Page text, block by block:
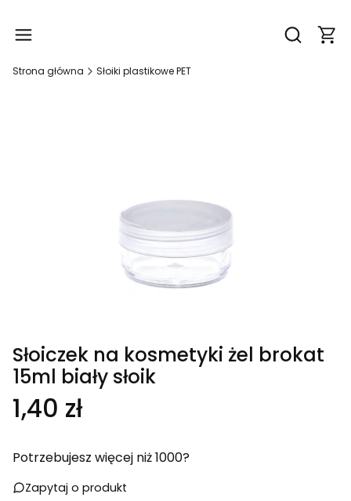
Otwórz
Strona główna Słoiki plastikowe PET
Słoiczek na kosmetyki żel brokat
15ml biały słoik
Cena
1,40 zł
Potrzebujesz więcej niż 1000?
Zapytaj o produkt